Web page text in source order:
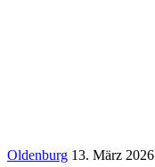
Oldenburg 13. März 2026